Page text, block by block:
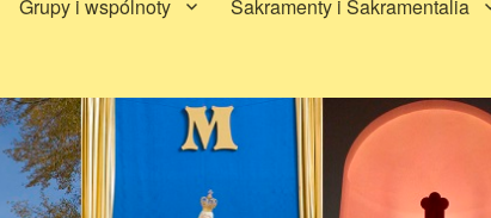
Grupy i wspólnoty Sakramenty i Sakramentalia